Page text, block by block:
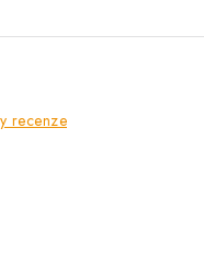
recenze